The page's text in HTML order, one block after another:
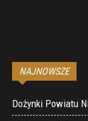
NAJNOWSZE
Dożynki Powiatu